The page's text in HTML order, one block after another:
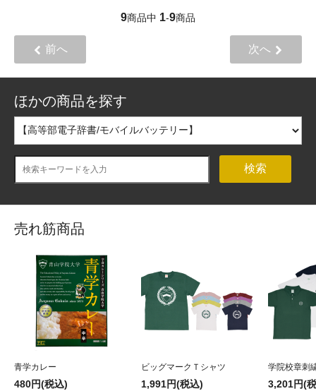
9商品中 1-9商品
前へ 次へ
ほかの商品を探す
検索
売れ筋商品
青学カレー
480円(税込)
ビッグマークＴシャツ
1,991円(税込)
学院校章刺
3,201円(